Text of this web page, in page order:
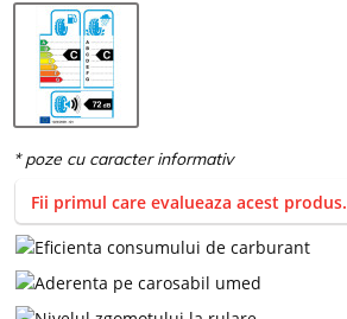
Fii primul care evalueaza acest produs.